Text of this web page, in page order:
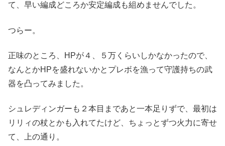
て、早い編成どころか安定編成も組めませんでした。
つらー。
正味のところ、HPが４、５万くらいしかなかったので、
なんとかHPを盛れないかとプレボを漁って守護持ちの武
器を凸ってみました。
シュレディンガーも２本目まであと一本足りずで、最初は
リリィの杖とかも入れてたけど、ちょっとずつ火力に寄せ
て、上の通り。